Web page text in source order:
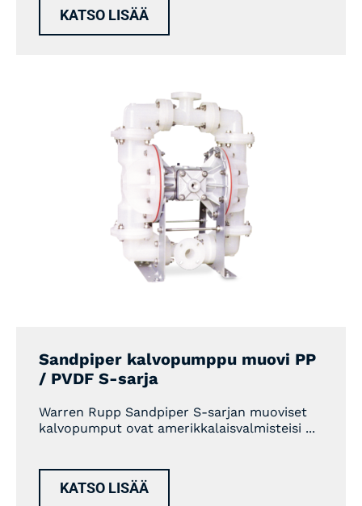
KATSO LISÄÄ
Sandpiper kalvopumppu muovi PP
/ PVDF S-sarja
Warren Rupp Sandpiper S-sarjan muoviset
kalvopumput ovat amerikkalaisvalmisteisi ...
KATSO LISÄÄ